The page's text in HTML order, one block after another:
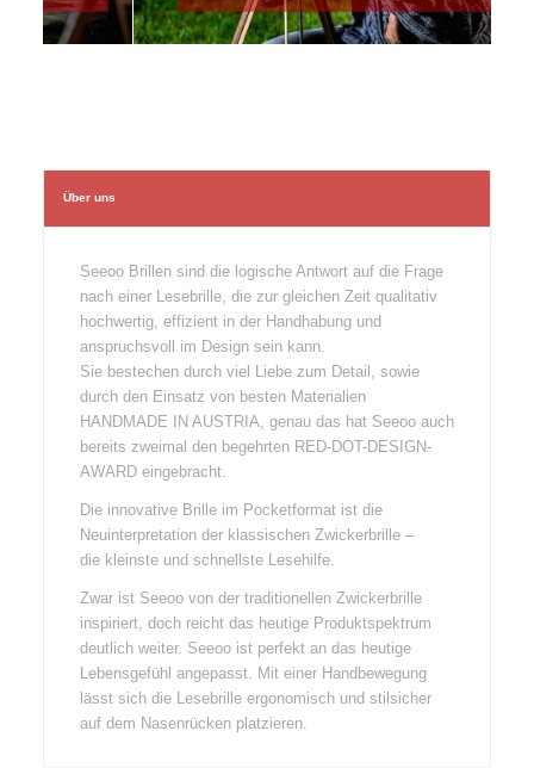
Über uns
Seeoo Brillen sind die logische Antwort auf die Frage
nach einer Lesebrille, die zur gleichen Zeit qualitativ
hochwertig, effizient in der Handhabung und
anspruchsvoll im Design sein kann.
Sie bestechen durch viel Liebe zum Detail, sowie
durch den Einsatz von besten Materialien
HANDMADE IN AUSTRIA, genau das hat Seeoo auch
bereits zweimal den begehrten RED-DOT-DESIGN-
AWARD eingebracht.
Die innovative Brille im Pocketformat ist die
Neuinterpretation der klassischen Zwickerbrille –
die kleinste und schnellste Lesehilfe.
Zwar ist Seeoo von der traditionellen Zwickerbrille
inspiriert, doch reicht das heutige Produktspektrum
deutlich weiter. Seeoo ist perfekt an das heutige
Lebensgefühl angepasst. Mit einer Handbewegung
lässt sich die Lesebrille ergonomisch und stilsicher
auf dem Nasenrücken platzieren.